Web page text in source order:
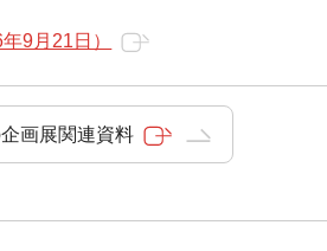
9月21日）
画展関連資料